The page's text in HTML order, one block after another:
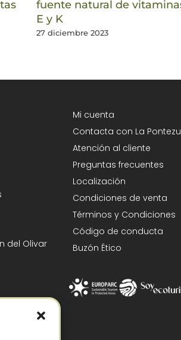
fuente natural de
E y K
27 diciembre 2023
del Olivar
Mi cuenta
Contacta con La
Atención al cliente
Preguntas frecuentes
Localización
Condiciones de venta
Términos y Condiciones
Código de conducta
Buzón Ético